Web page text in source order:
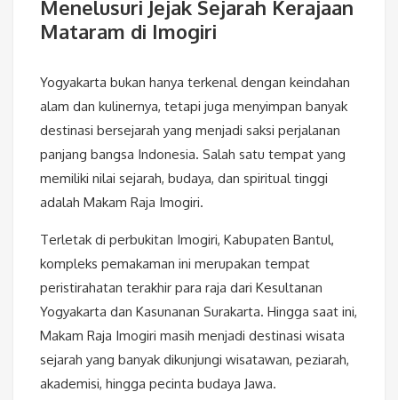
Menelusuri Jejak Sejarah Kerajaan
Mataram di Imogiri
Yogyakarta bukan hanya terkenal dengan keindahan
alam dan kulinernya, tetapi juga menyimpan banyak
destinasi bersejarah yang menjadi saksi perjalanan
panjang bangsa Indonesia. Salah satu tempat yang
memiliki nilai sejarah, budaya, dan spiritual tinggi
adalah Makam Raja Imogiri.
Terletak di perbukitan Imogiri, Kabupaten Bantul,
kompleks pemakaman ini merupakan tempat
peristirahatan terakhir para raja dari Kesultanan
Yogyakarta dan Kasunanan Surakarta. Hingga saat ini,
Makam Raja Imogiri masih menjadi destinasi wisata
sejarah yang banyak dikunjungi wisatawan, peziarah,
akademisi, hingga pecinta budaya Jawa.